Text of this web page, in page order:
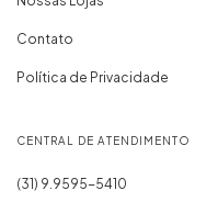
Contato
Política de Privacidade
CENTRAL DE ATENDIMENTO